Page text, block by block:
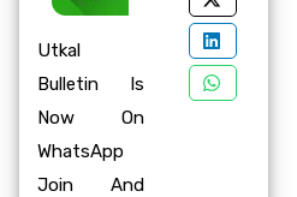
Utkal
Bulletin Is
Now On
WhatsApp
Join And